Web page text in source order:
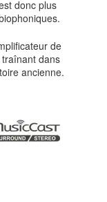
donc plus
de
dans
ancienne.